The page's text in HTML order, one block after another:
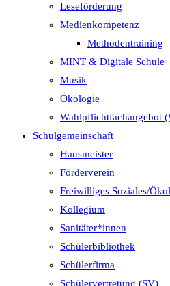
Leseförderung
Medienkompetenz
Methodentraining
MINT & Digitale Schule
Musik
Ökologie
Wahlpflichtfachangebot
Schulgemeinschaft
Hausmeister
Förderverein
Freiwilliges Soziales/
Kollegium
Sanitäter*innen
Schülerbibliothek
Schülerfirma
Schülervertretung (SV)